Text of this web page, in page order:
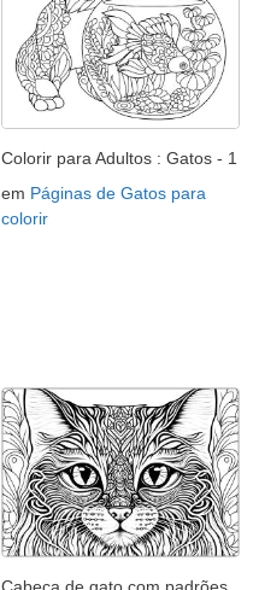
Colorir para Adultos : Gatos - 1
em Páginas de Gatos para
colorir